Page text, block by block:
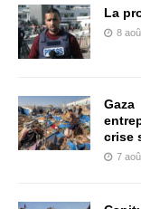
La
8
crise
7